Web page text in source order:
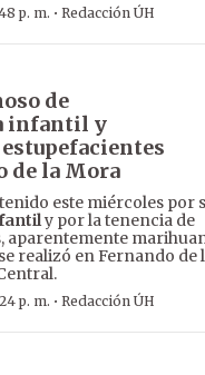
p. m. · Redacción ÚH
de
infantil y
de la Mora
este miércoles por
y por la tenencia de
aparentemente
realizó en Fernando de
p. m. · Redacción ÚH